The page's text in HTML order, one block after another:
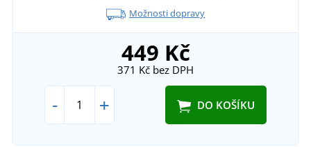
Možnosti dopravy
449 Kč
371 Kč bez DPH
- + DO KOŠÍKU